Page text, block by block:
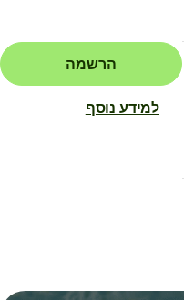
הרשמה
למידע נוסף